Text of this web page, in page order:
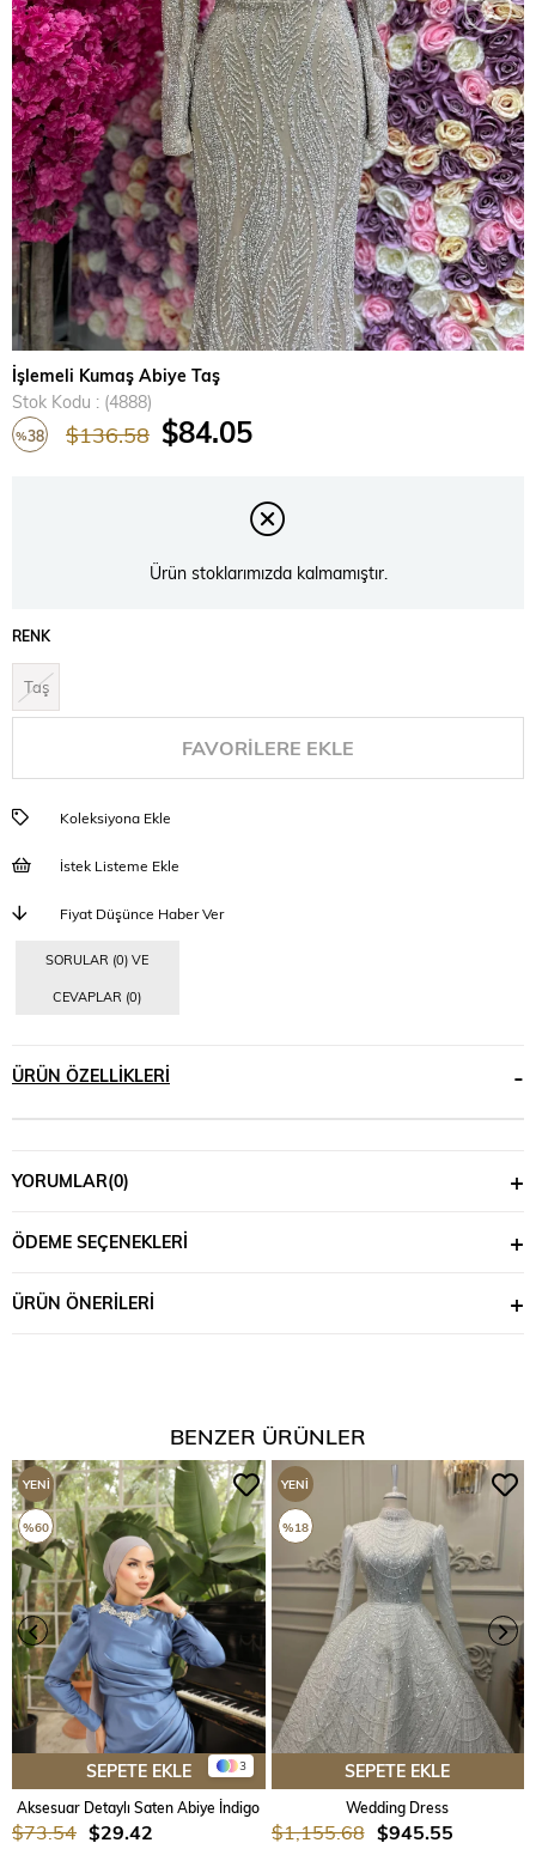
İşlemeli Kumaş Abiye Taş
Stok Kodu
(4888)
%38 $136.58 $84.05
Ürün stoklarımızda kalmamıştır.
RENK
Taş
FAVORILERE EKLE
Koleksiyona Ekle
İstek Listeme Ekle
Fiyat Düşünce Haber Ver
SORULAR (0) VE
CEVAPLAR (0)
ÜRÜN ÖZELLIKLERI
YORUMLAR(0)
ÖDEME SEÇENEKLERI
ÜRÜN ÖNERILERI
BENZER ÜRÜNLER
3
SEPETE EKLE
Aksesuar Detaylı Saten Abiye İndigo
$29.42
$73.54
YENI
ÜRÜN
%60
SEPETE EKLE
Wedding Dress
$945.55
$1,155.68
YENI
ÜRÜN
%18